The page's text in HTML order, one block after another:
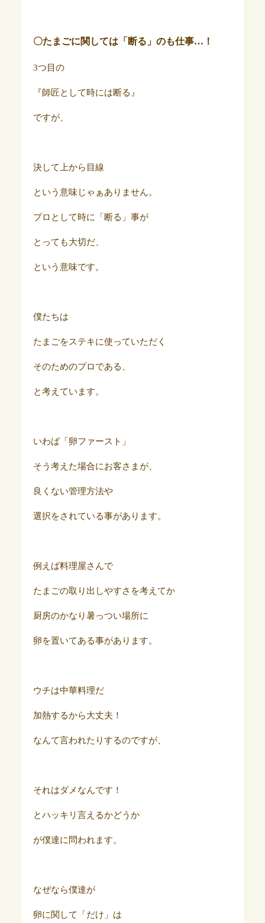
〇たまごに関しては「断る」のも仕事…！
3つ目の
『師匠として時には断る』
ですが、
決して上から目線
という意味じゃぁありません。
プロとして時に「断る」事が
とっても大切だ、
という意味です。
僕たちは
たまごをステキに使っていただく
そのためのプロである、
と考えています。
いわば「卵ファースト」
そう考えた場合にお客さまが、
良くない管理方法や
選択をされている事があります。
例えば料理屋さんで
たまごの取り出しやすさを考えてか
厨房のかなり暑っつい場所に
卵を置いてある事があります。
ウチは中華料理だ
加熱するから大丈夫！
なんて言われたりするのですが、
それはダメなんです！
とハッキリ言えるかどうか
が僕達に問われます。
なぜなら僕達が
卵に関して「だけ」は